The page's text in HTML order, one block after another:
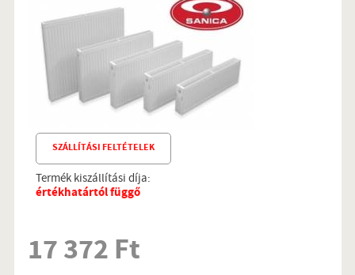
SZÁLLÍTÁSI FELTÉTELEK
Termék kiszállítási díja:
értékhatártól függő
17 372 Ft